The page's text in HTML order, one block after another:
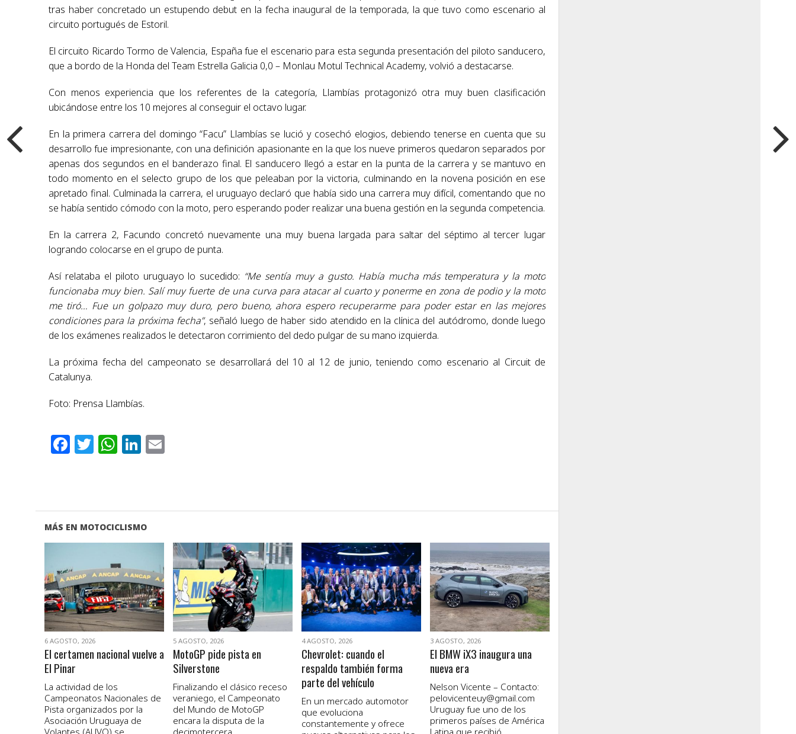
tras haber concretado un estupendo debut en la fecha inaugural de la temporada, la que tuvo como escenario al
circuito portugués de Estoril.
El circuito Ricardo Tormo de Valencia, España fue el escenario para esta segunda presentación del piloto sanducero,
que a bordo de la Honda del Team Estrella Galicia 0,0 – Monlau Motul Technical Academy, volvió a destacarse.
Con menos experiencia que los referentes de la categoría, Llambías protagonizó otra muy buen clasificación
ubicándose entre los 10 mejores al conseguir el octavo lugar.
En la primera carrera del domingo “Facu” Llambías se lució y cosechó elogios, debiendo tenerse en cuenta que su
desarrollo fue impresionante, con una definición apasionante en la que los nueve primeros quedaron separados por
apenas dos segundos en el banderazo final. El sanducero llegó a estar en la punta de la carrera y se mantuvo en
todo momento en el selecto grupo de los que peleaban por la victoria, culminando en la novena posición en ese
apretado final. Culminada la carrera, el uruguayo declaró que había sido una carrera muy difícil, comentando que no
se había sentido cómodo con la moto, pero esperando poder realizar una buena gestión en la segunda competencia.
En la carrera 2, Facundo concretó nuevamente una muy buena largada para saltar del séptimo al tercer lugar
logrando colocarse en el grupo de punta.
Así relataba el piloto uruguayo lo sucedido: “Me sentía muy a gusto. Había mucha más temperatura y la moto
funcionaba muy bien. Salí muy fuerte de una curva para atacar al cuarto y ponerme en zona de podio y la moto
me tiró… Fue un golpazo muy duro, pero bueno, ahora espero recuperarme para poder estar en las mejores
condiciones para la próxima fecha”, señaló luego de haber sido atendido en la clínica del autódromo, donde luego
de los exámenes realizados le detectaron corrimiento del dedo pulgar de su mano izquierda.
La próxima fecha del campeonato se desarrollará del 10 al 12 de junio, teniendo como escenario al Circuit de
Catalunya.
Foto: Prensa Llambías.
Facebook
Twitter
WhatsApp
LinkedIn
MÁS EN MOTOCICLISMO
VER NOTA
6 AGOSTO, 2026
El certamen nacional vuelve a
El Pinar
La actividad de los
Campeonatos Nacionales de
Pista organizados por la
Asociación Uruguaya de
VER NOTA
5 AGOSTO, 2026
MotoGP pide pista en
Silverstone
Finalizando el clásico receso
veraniego, el Campeonato
del Mundo de MotoGP
encara la disputa de la
VER NOTA
4 AGOSTO, 2026
Chevrolet: cuando el
respaldo también forma
parte del vehículo
En un mercado automotor
que evoluciona
constantemente y ofrece
VER NOTA
3 AGOSTO, 2026
El BMW iX3 inaugura una
nueva era
Nelson Vicente – Contacto:
pelovicenteuy@gmail.com
Uruguay fue uno de los
primeros países de América